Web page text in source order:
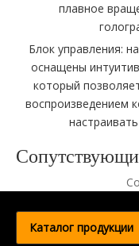
плавное
Блок управления:
оснащены
который
воспроизведением
Каталог продукции